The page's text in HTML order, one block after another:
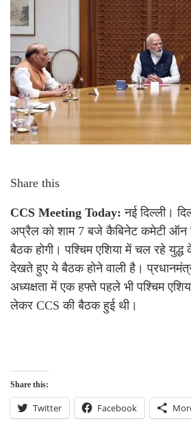
Share this
CCS Meeting Today: नई दिल्ली।
अप्रैल को शाम 7 बजे कैबिनेट कमेटी ऑन
बैठक होगी। पश्चिम एशिया में चल रहे
देखते हुए ये बैठक होने वाली है।
अध्यक्षता में एक हफ्ते पहले भी पश्चिम
लेकर CCS की बैठक हुई थी।
Share this:
Twitter Facebook